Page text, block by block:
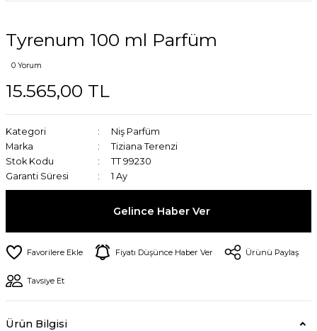
Tyrenum 100 ml Parfüm
0 Yorum
15.565,00 TL
Kategori
Niş Parfüm
Marka
Tiziana Terenzi
Stok Kodu
TT 99230
Garanti Süresi
1 Ay
Gelince Haber Ver
Fiyatı Düşünce Haber Ver Ürünü Paylaş
Tavsiye Et
Ürün Bilgisi